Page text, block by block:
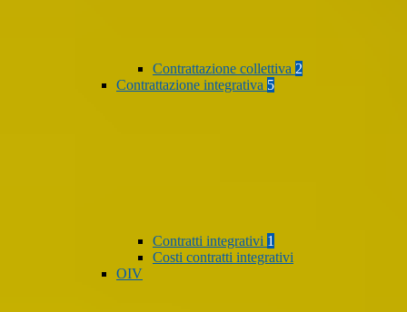
Contrattazione collettiva 2
Contrattazione integrativa 5
Contratti integrativi 1
Costi contratti integrativi
OIV